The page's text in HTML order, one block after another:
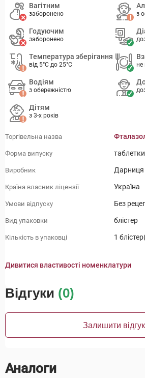
Вагітним
заборонено з
Годуючим
заборонено
Температура зберігання
від 5°C до 25°C не
Водіям
з обережністю
Дітям
з 3-х років
Торгівельна назва
Форма випуску таблетки
Виробник
Країна власник ліцензії Україна
Умови відпуску Без
Вид упаковки блістер
Кількість в упаковці 1
Дивитися властивості номенклатури
Відгуки (0)
Залишити відгук
Аналоги